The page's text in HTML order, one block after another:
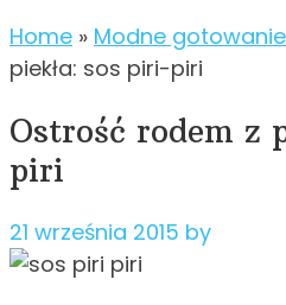
Home » Modne gotowanie
piekła: sos piri-piri
Ostrość rodem z
piri
21 września 2015 by